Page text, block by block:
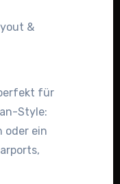
&
für
Style:
oder ein